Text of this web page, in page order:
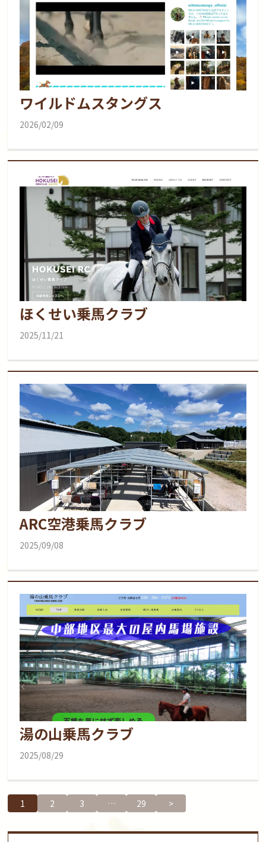
ワイルドムスタングス
2026/02/09
ほくせい乗馬クラブ
2025/11/21
ARC空港乗馬クラブ
2025/09/08
湯の山乗馬クラブ
2025/08/29
1 2 3 … 29 >